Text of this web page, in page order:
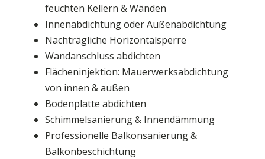
feuchten Kellern & Wänden
Innenabdichtung oder Außenabdichtung
Nachträgliche Horizontalsperre
Wandanschluss abdichten
Flächeninjektion: Mauerwerksabdichtung
von innen & außen
Bodenplatte abdichten
Schimmelsanierung & Innendämmung
Professionelle Balkonsanierung &
Balkonbeschichtung